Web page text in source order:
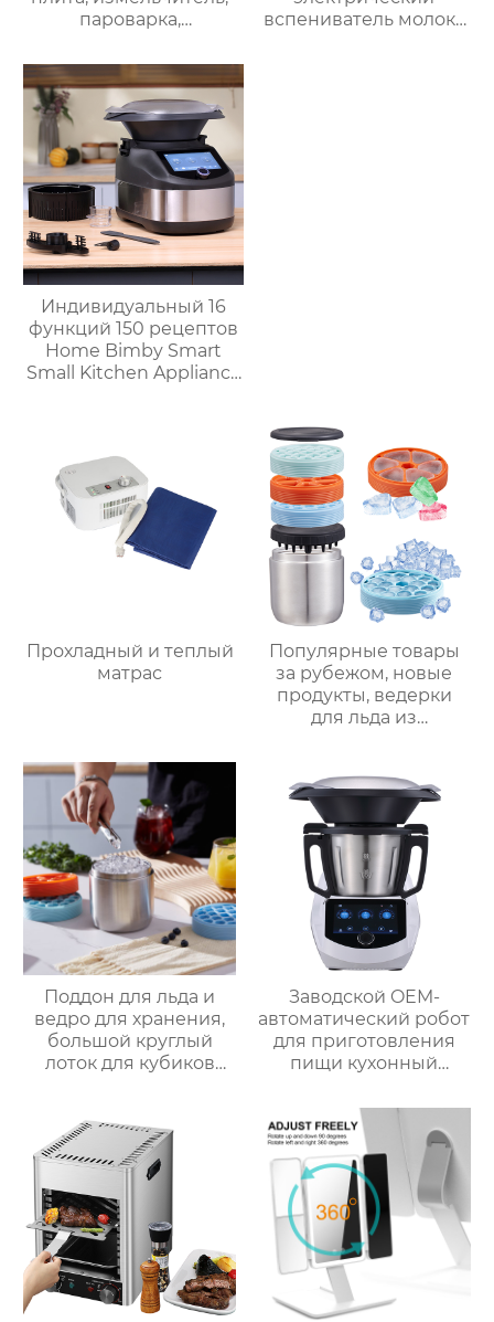
пароварка,
блендер, кипяток,
замешивание,
взвешивание
вспениватель молока
Индивидуальный 16
функций 150 рецептов
Home Bimby Smart
Small Kitchen Appliance
Термопроцессор
Прохладный и теплый
матрас
Популярные товары
за рубежом, новые
продукты, ведерки
для льда из
ведерки,
многослойное
приготовление льда,
быстрое
высвобождение,
бытовые
льдогенераторы
Поддон для льда и
ведро для хранения,
большой круглый
лоток для кубиков
изготовленный на
заказ
Заводской OEM-
автоматический робот
для приготовления
пищи кухонный
робот-миксер с чашей
объемом 3,5 л робот
для подключения к
кухне месье